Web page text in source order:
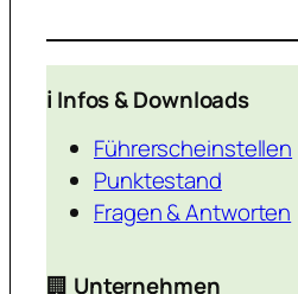
ℹ️ Infos & Downloads
Führerscheinstellen
Punktestand
Fragen & Antworten
🏢 Unternehmen